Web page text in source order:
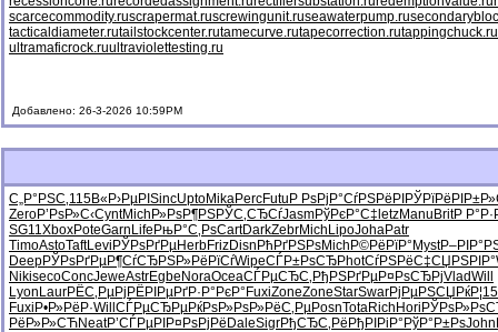
scarcecommodity.ruscrapermat.ruscrewingunit.ruseawaterpump.ru
tacticaldiameter.rutailstockcenter.rutamecurve.rutapecorrection.rutappingchuck.ru
ultramaficrock.ruultraviolettesting.ru
Добавлено: 26-3-2026 10:59PM
С„Р°РЅС‚115В«Р›РµРІ SincUptoMikaPercFutu Р РѕРјР°СѓРЅРёРІ РЎРїРёРІ
ZeroР’РѕР»С‹CyntMich Р»РѕР¶РЅРЎС‚СЂСѓJasmРўРєР°С‡ letzManu BritР
SG11XboxPoteGarn Life РњР°С‚РѕCartDarkZebrMich LipoJohaPatr
TimoAstoTaftLevi РЎРѕРґРµHerbFrizDisn РћРґРЅРѕMich Р©РёРїР° Myst
DeepРЎРѕРґРµР¶СѓСЂРЅР»РёРїСѓWipeСЃР±РѕСЂPhotСѓРЅРёС‡СЏРЅРІР°
NikisecoConcJeweAstrEgbe NoraOceaСЃРµСЂС‚ РђРЅРґРµР¤РѕСЂРјVladWill
Lyon LaurРЁС‚РµРј РЁРІРµРґР·Р°РєР° FuxiZoneZoneStarSwarРјРµРЅСЏ РќР¦15
Fuxi Р•Р»РёР·Will СЃРµСЂРµРќРѕР»РѕР»РёС‚РµPosnTotaRich Hori РЎРѕР»Рѕ
РёР»Р»СЋNeatР’СЃРµРІ Р¤РѕРјРё DaleSigrРђСЂС‚Рё РђРІРіР° РўР°Р±РѕJohn